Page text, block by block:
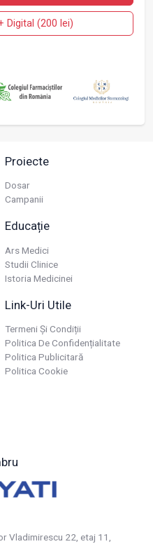
Digital (200 lei)
Proiecte
Dosar
Campanii
Educație
Ars Medici
Studii Clinice
Istoria Medicinei
Link-Uri Utile
Termeni Și Condiții
Politica De Confidențialitate
Politica Publicitară
Politica Cookie
Vladimirescu 22, etaj 11,